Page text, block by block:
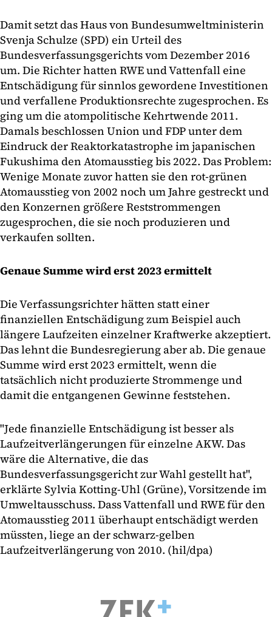
Damit setzt das Haus von Bundesumweltministerin
Svenja Schulze (SPD) ein Urteil des
Bundesverfassungsgerichts vom Dezember 2016
um. Die Richter hatten RWE und Vattenfall eine
Entschädigung für sinnlos gewordene Investitionen
und verfallene Produktionsrechte zugesprochen. Es
ging um die atompolitische Kehrtwende 2011.
Damals beschlossen Union und FDP unter dem
Eindruck der Reaktorkatastrophe im japanischen
Fukushima den Atomausstieg bis 2022. Das Problem:
Wenige Monate zuvor hatten sie den rot-grünen
Atomausstieg von 2002 noch um Jahre gestreckt und
den Konzernen größere Reststrommengen
zugesprochen, die sie noch produzieren und
verkaufen sollten.
Genaue Summe wird erst 2023 ermittelt
Die Verfassungsrichter hätten statt einer
finanziellen Entschädigung zum Beispiel auch
längere Laufzeiten einzelner Kraftwerke akzeptiert.
Das lehnt die Bundesregierung aber ab. Die genaue
Summe wird erst 2023 ermittelt, wenn die
tatsächlich nicht produzierte Strommenge und
damit die entgangenen Gewinne feststehen.
"Jede finanzielle Entschädigung ist besser als
Laufzeitverlängerungen für einzelne AKW. Das
wäre die Alternative, die das
Bundesverfassungsgericht zur Wahl gestellt hat",
erklärte Sylvia Kotting-Uhl (Grüne), Vorsitzende im
Umweltausschuss. Dass Vattenfall und RWE für den
Atomausstieg 2011 überhaupt entschädigt werden
müssten, liege an der schwarz-gelben
Laufzeitverlängerung von 2010. (hil/dpa)